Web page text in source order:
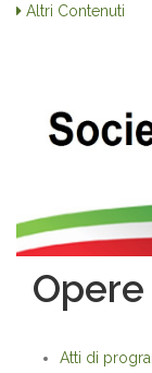
Altri Contenuti
Atti di